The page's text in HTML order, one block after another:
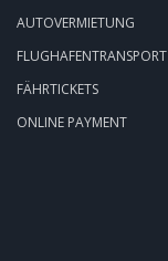
AUTOVERMIETUNG
FLUGHAFENTRANSPORT
FÄHRTICKETS
ONLINE PAYMENT